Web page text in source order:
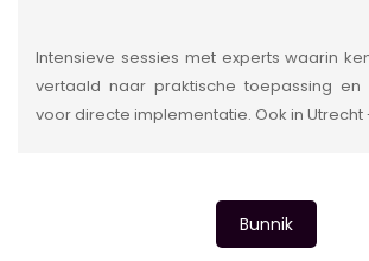
Intensieve sessies met experts waarin
vertaald naar praktische toepassing en
voor directe implementatie. Ook in Utrecht
Bunnik